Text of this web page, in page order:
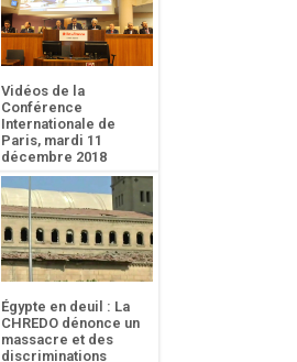
Vidéos de la
Conférence
Internationale de
Paris, mardi 11
décembre 2018
Égypte en deuil : La
CHREDO dénonce un
massacre et des
discriminations